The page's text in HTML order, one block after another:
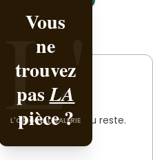
L'
Vous
ne
trouvez
pasLA
pièce ?
L'ORIGINAL GALERIE
L'
Créez-la
avec
Rabab
eddahby
.
L'ORIGINAL PIECE OF YOU
la carte
encore.
s'occupe du reste.
validé le devis.